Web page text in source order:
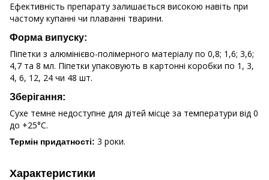
Ефективність препарату залишається високою навіть при
частому купанні чи плаванні тварини.
Форма випуску:
Піпетки з алюмінієво-полімерного матеріалу по 0,8; 1,6; 3,6;
4,7 та 8 мл. Піпетки упаковують в картонні коробки по 1, 3,
4, 6, 12, 24 чи 48 шт.
Зберігання:
Сухе темне недоступне для дітей місце за температури від 0
до +25°С.
Термін придатності: 3 роки.
Характеристики